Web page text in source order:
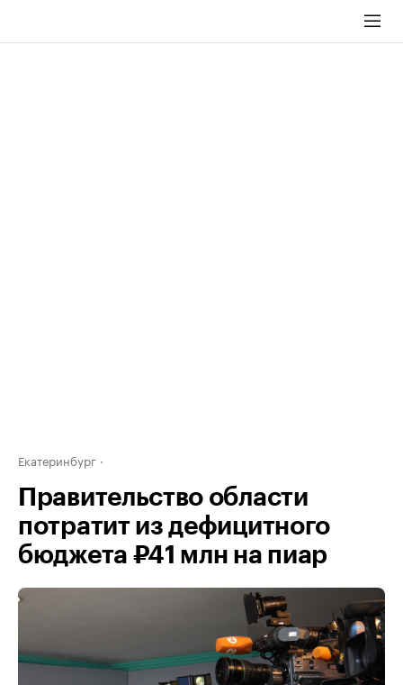
Екатеринбург
Правительство области
потратит из дефицитного
бюджета ₽41 млн на пиар